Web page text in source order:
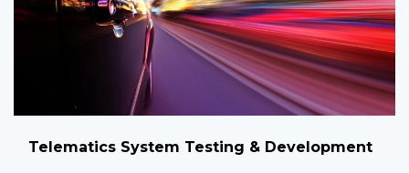
Telematics System Testing & Development